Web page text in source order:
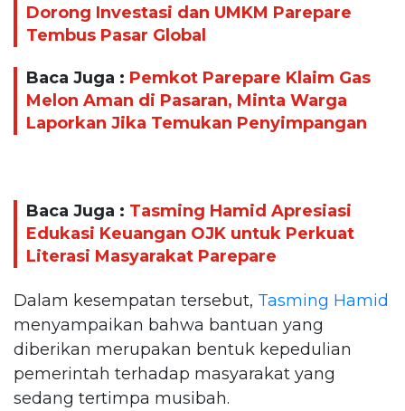
Dorong Investasi dan UMKM Parepare
Tembus Pasar Global
Baca Juga : Pemkot Parepare Klaim Gas
Melon Aman di Pasaran, Minta Warga
Laporkan Jika Temukan Penyimpangan
Baca Juga : Tasming Hamid Apresiasi
Edukasi Keuangan OJK untuk Perkuat
Literasi Masyarakat Parepare
Dalam kesempatan tersebut, Tasming Hamid
menyampaikan bahwa bantuan yang
diberikan merupakan bentuk kepedulian
pemerintah terhadap masyarakat yang
sedang tertimpa musibah.